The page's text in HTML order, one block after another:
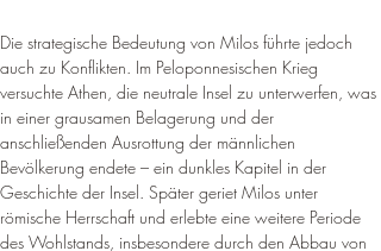
Die strategische Bedeutung von Milos führte jedoch
auch zu Konflikten. Im Peloponnesischen Krieg
versuchte Athen, die neutrale Insel zu unterwerfen, was
in einer grausamen Belagerung und der
anschließenden Ausrottung der männlichen
Bevölkerung endete – ein dunkles Kapitel in der
Geschichte der Insel. Später geriet Milos unter
römische Herrschaft und erlebte eine weitere Periode
des Wohlstands, insbesondere durch den Abbau von